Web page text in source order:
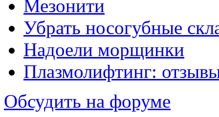
Мезонити
Убрать носогубные
Надоели морщинки
Плазмолифтинг:
Обсудить на форуме